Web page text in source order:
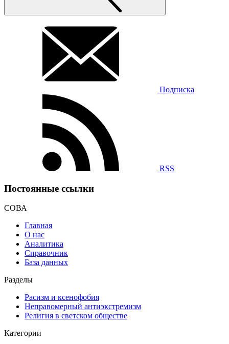
Подписка
RSS
Постоянные ссылки
СОВА
Главная
О нас
Аналитика
Справочник
База данных
Разделы
Расизм и ксенофобия
Неправомерный антиэкстремизм
Религия в светском обществе
Категории